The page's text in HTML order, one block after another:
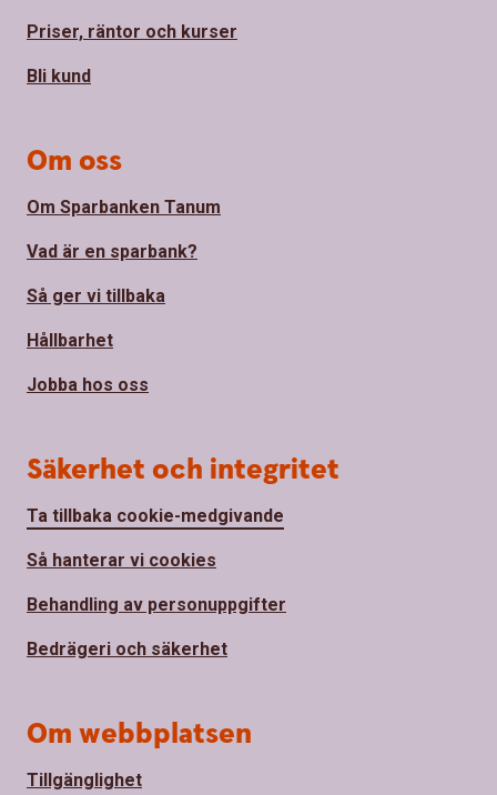
Priser, räntor och kurser
Bli kund
Om oss
Om Sparbanken Tanum
Vad är en sparbank?
Så ger vi tillbaka
Hållbarhet
Jobba hos oss
Säkerhet och integritet
Ta tillbaka cookie-medgivande
Så hanterar vi cookies
Behandling av personuppgifter
Bedrägeri och säkerhet
Om webbplatsen
Tillgänglighet